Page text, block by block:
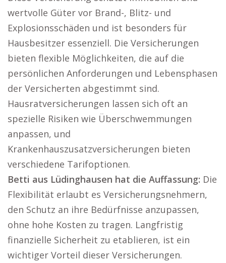
wertvolle Güter vor Brand-, Blitz- und
Explosionsschäden und ist besonders für
Hausbesitzer essenziell. Die Versicherungen
bieten flexible Möglichkeiten, die auf die
persönlichen Anforderungen und Lebensphasen
der Versicherten abgestimmt sind.
Hausratversicherungen lassen sich oft an
spezielle Risiken wie Überschwemmungen
anpassen, und
Krankenhauszusatzversicherungen bieten
verschiedene Tarifoptionen.
Betti aus Lüdinghausen hat die Auffassung: Die
Flexibilität erlaubt es Versicherungsnehmern,
den Schutz an ihre Bedürfnisse anzupassen,
ohne hohe Kosten zu tragen. Langfristig
finanzielle Sicherheit zu etablieren, ist ein
wichtiger Vorteil dieser Versicherungen.